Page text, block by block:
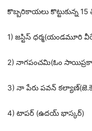
కొబ్బరికాయలు కొట్టుకున్న
1) జస్టిస్ ధర్మ(యండమూరి
2) నాగపంచమి(ఓం
3) నా పేరు పవన్
4) టాపర్ (ఉదయ్ భాస్కర్)